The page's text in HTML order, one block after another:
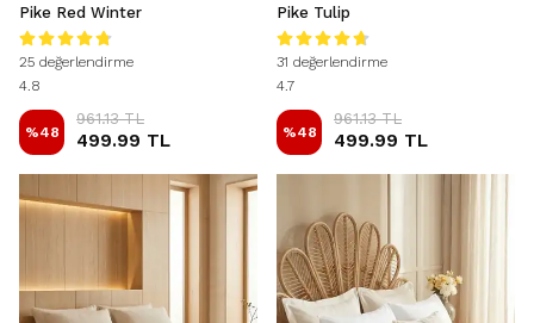
Pike Red Winter
25 değerlendirme
4.8
%48
961.13 TL
499.99 TL
Pike Tulip
31 değerlendirme
4.7
%48
961.13 TL
499.99 TL